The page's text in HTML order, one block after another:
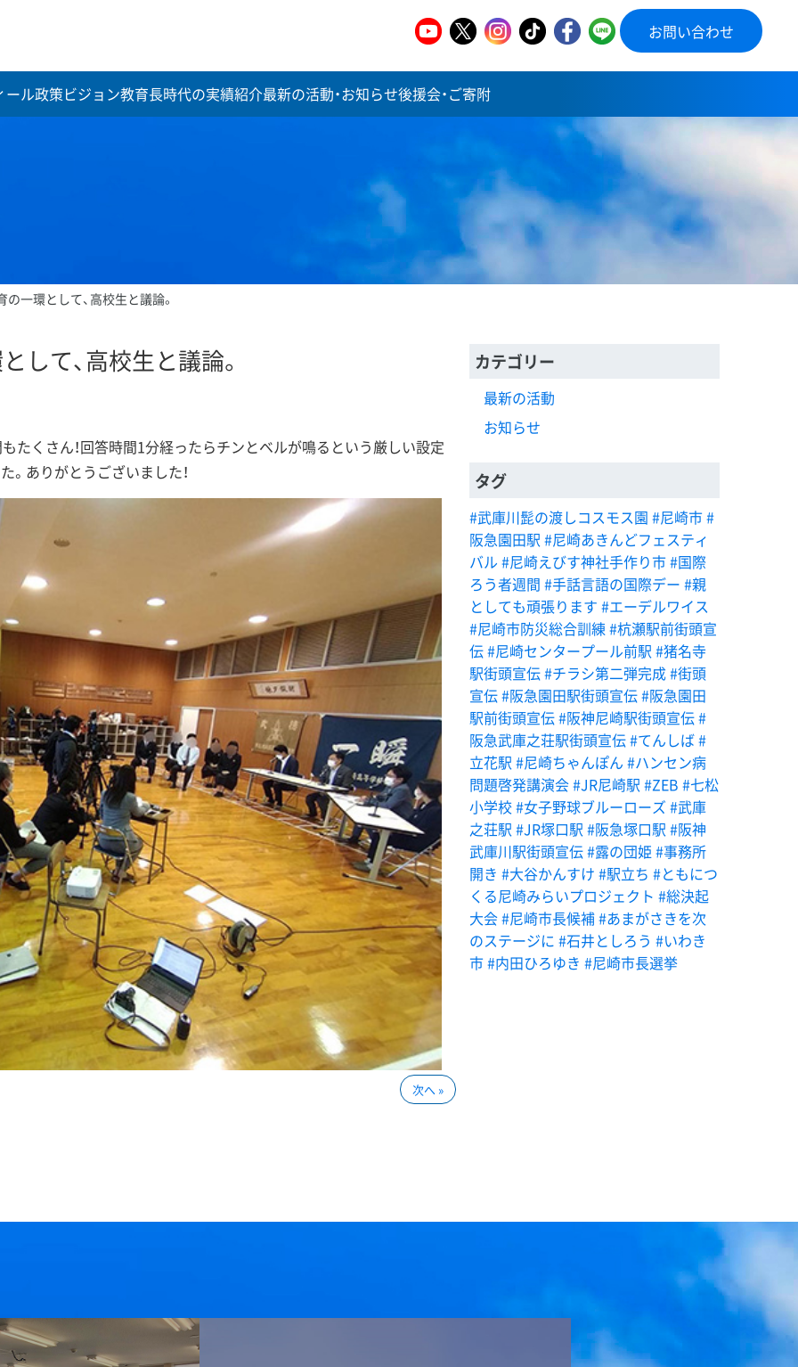
お問い合わせ
ール政策ビジョン教育長時代の実績紹介最新の活動・お知らせ後援会・ご寄附
一環として、高校生と議論。
して、高校生と議論。
たくさん！回答時間1分経ったらチンとベルが鳴るという厳しい設定
。ありがとうございました！
次へ »
カテゴリー
最新の活動
お知らせ
タグ
#武庫川髭の渡しコスモス園 #尼崎市#
阪急園田駅 #尼崎あきんどフェスティ
バル #尼崎えびす神社手作り市#国際
ろう者週間 #手話言語の国際デー #親
としても頑張ります #エーデルワイス
#尼崎市防災総合訓練 #杭瀬駅前街頭宣
伝#尼崎センタープール前駅 #猪名寺
駅街頭宣伝#チラシ第二弾完成#街頭
宣伝#阪急園田駅街頭宣伝#阪急園田
駅前街頭宣伝#阪神尼崎駅街頭宣伝#
阪急武庫之荘駅街頭宣伝#てんしば#
立花駅 #尼崎ちゃんぽん #ハンセン病
問題啓発講演会#JR尼崎駅 #ZEB #七松
小学校#女子野球ブルーローズ #武庫
之荘駅 #JR塚口駅 #阪急塚口駅 #阪神
武庫川駅街頭宣伝#露の団姫 #事務所
開き #大谷かんすけ #駅立ち #ともにつ
くる尼崎みらいプロジェクト #総決起
大会#尼崎市長候補#あまがさきを次
のステージに #石井としろう #いわき
市#内田ひろゆき #尼崎市長選挙